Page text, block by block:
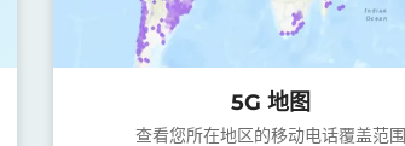
5G 地图
查看您所在地区的移动电话覆盖范围